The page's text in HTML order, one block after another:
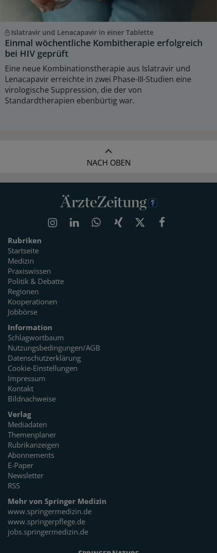
Islatravir und Lenacapavir in einer Tablette
Einmal wöchentliche Kombitherapie erfolgreich
bei HIV geprüft
Eine neue Kombinationstherapie aus Islatravir und
Lenacapavir erreichte in zwei Phase-III-Studien eine
virologische Suppression, die der von
Standardtherapien ebenbürtig war.
NACH OBEN
Rubriken
Startseite
Medizin
Praxiswissen
Politik & Debatte
Regionen
Kooperationen
Jobbörse
Information
Schlagwortbaum
Nutzungsbedingungen/AGB
Datenschutzerklärung
Cookie-Einstellungen
Impressum
Kontakt
Bildnachweise
Verlag
Mediadaten
Themenplaner
Rubrikanzeigen
Abonnements
E-Paper
Newsletter
RSS
Mehr von Springer Medizin
www.springermedizin.de
www.springerpflege.de
jobs.springermedizin.de